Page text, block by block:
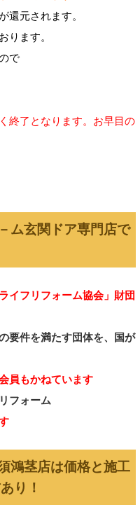
還元されます。
ります。
で
終了となります。お早目の
ム玄関ドア専門店で
イフリフォーム協会」財団
要件を満たす団体を、
国が
員もかねています
フォーム
鴻茎店は価格と施工
り！